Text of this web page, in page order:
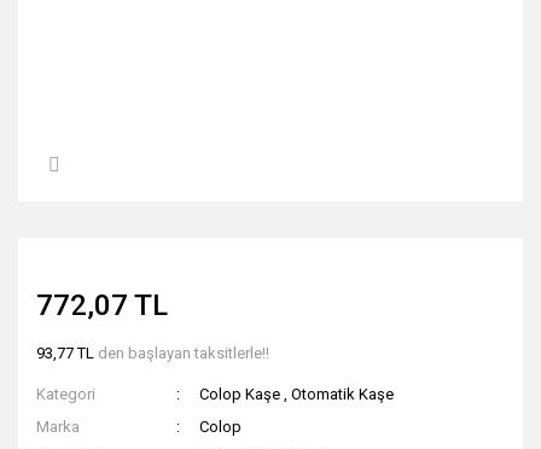
772,07 TL
93,77 TL den başlayan taksitlerle!!
Kategori Colop Kaşe ,Otomatik Kaşe
Marka
Colop